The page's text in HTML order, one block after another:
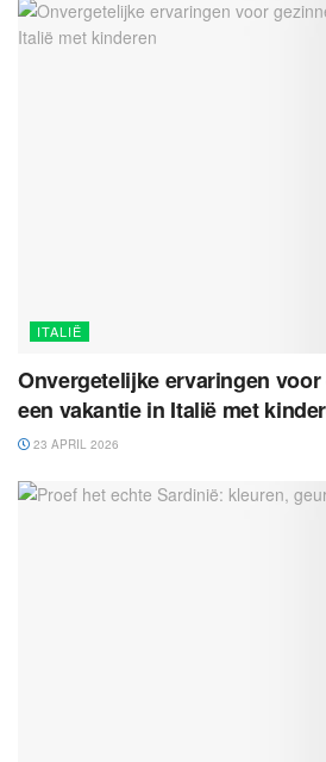
ITALIË
Onvergetelijke ervaringen
een vakantie in Italië met
23 APRIL 2026